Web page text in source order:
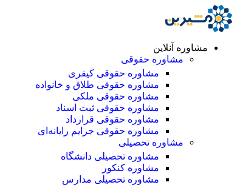
مشاوره آنلاین
مشاوره حقوقی
مشاوره حقوقی کیفری
مشاوره حقوقی طلاق و خانواده
مشاوره حقوقی ملکی
مشاوره حقوقی ثبت اسناد
مشاوره حقوقی قرارداد
مشاوره حقوقی جرایم رایانه‌ای
مشاوره تحصیلی
مشاوره تحصیلی دانشگاه
مشاوره کنکور
مشاوره تحصیلی مدارس